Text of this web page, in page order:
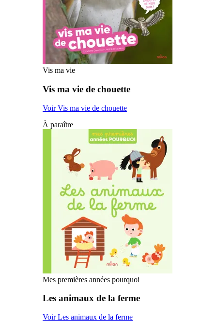
Vis ma vie
Vis ma vie de chouette
Voir Vis ma vie de chouette
À paraître
Mes premières années pourquoi
Les animaux de la ferme
Voir Les animaux de la ferme